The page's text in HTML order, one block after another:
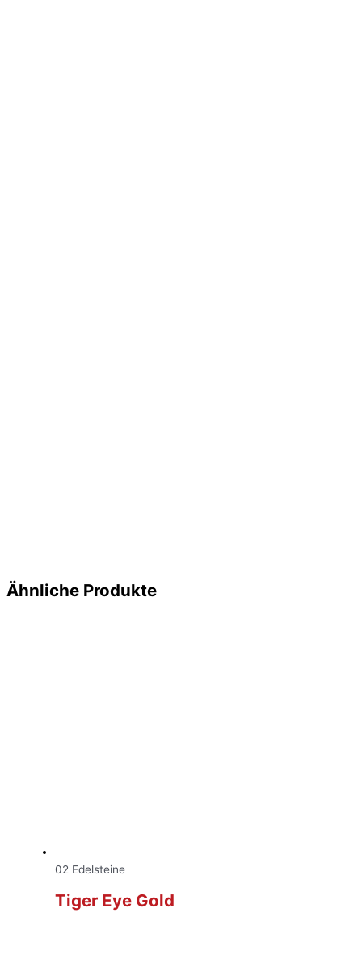
Ähnliche Produkte
02 Edelsteine
Tiger Eye Gold